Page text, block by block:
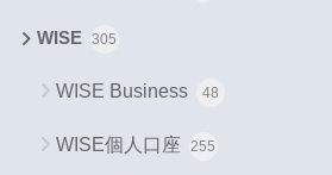
WISE 305
WISE Business 48
WISE個人口座 255